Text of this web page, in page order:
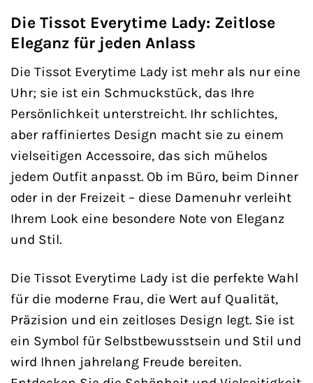
Die Tissot Everytime Lady: Zeitlose
Eleganz für jeden Anlass
Die Tissot Everytime Lady ist mehr als nur eine
Uhr; sie ist ein Schmuckstück, das Ihre
Persönlichkeit unterstreicht. Ihr schlichtes,
aber raffiniertes Design macht sie zu einem
vielseitigen Accessoire, das sich mühelos
jedem Outfit anpasst. Ob im Büro, beim Dinner
oder in der Freizeit – diese Damenuhr verleiht
Ihrem Look eine besondere Note von Eleganz
und Stil.
Die Tissot Everytime Lady ist die perfekte Wahl
für die moderne Frau, die Wert auf Qualität,
Präzision und ein zeitloses Design legt. Sie ist
ein Symbol für Selbstbewusstsein und Stil und
wird Ihnen jahrelang Freude bereiten.